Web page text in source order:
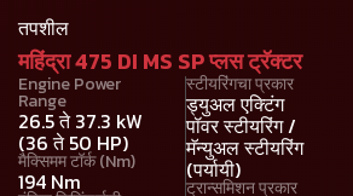
तपशील
महिंद्रा 475 DI MS SP प्लस ट्रॅक्टर
Engine Power
Range
26.5 ते 37.3 kW
(36 ते 50 HP)
मैक्सिमम टॉर्क (Nm)
194 Nm
स्टीयरिंगचा प्रकार
ड्युअल एक्टिंग
पॉवर स्टीयरिंग /
मॅन्युअल स्टीयरिंग
(पर्यायी)
ट्रान्समिशन प्रकार